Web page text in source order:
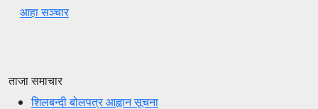
आहा सञ्चार
ताजा समाचार
शिलबन्दी बोलपत्र आह्वान सूचना